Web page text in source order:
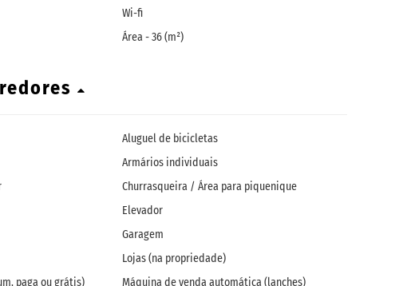
Wi-fi
Área - 36 (m²)
Aluguel de bicicletas
Armários individuais
Churrasqueira / Área para piquenique
Elevador
Garagem
Lojas (na propriedade)
paga ou grátis)
Máquina de venda automática (lanches)